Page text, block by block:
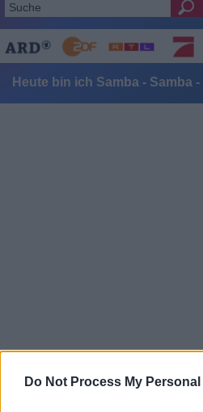
Do Not Process My
Heute bin ich Samba - Samba